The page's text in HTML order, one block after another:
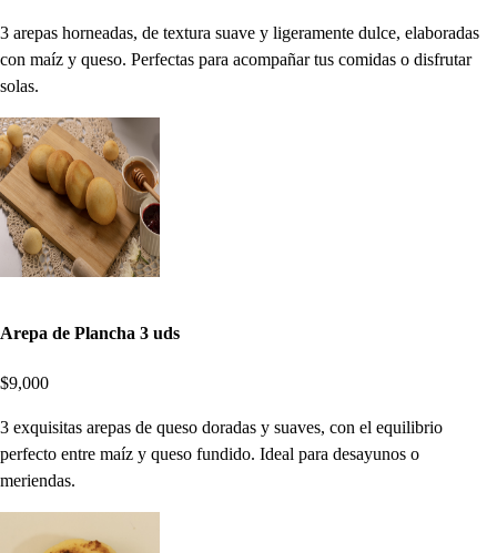
3 arepas horneadas, de textura suave y ligeramente dulce, elaboradas
con maíz y queso. Perfectas para acompañar tus comidas o disfrutar
solas.
Arepa de Plancha 3 uds
$9,000
3 exquisitas arepas de queso doradas y suaves, con el equilibrio
perfecto entre maíz y queso fundido. Ideal para desayunos o
meriendas.